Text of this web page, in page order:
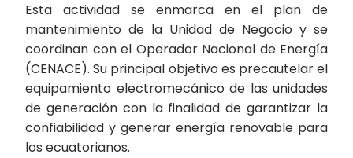
Esta actividad se enmarca en el plan de
mantenimiento de la Unidad de Negocio y se
coordinan con el Operador Nacional de Energía
(CENACE). Su principal objetivo es precautelar el
equipamiento electromecánico de las unidades
de generación con la finalidad de garantizar la
confiabilidad y generar energía renovable para
los ecuatorianos.